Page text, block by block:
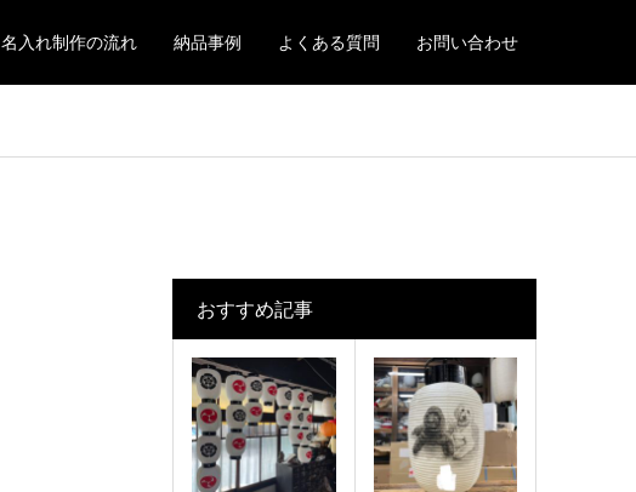
名入れ制作の流れ 納品事例 よくある質問 お問い合わせ
おすすめ記事